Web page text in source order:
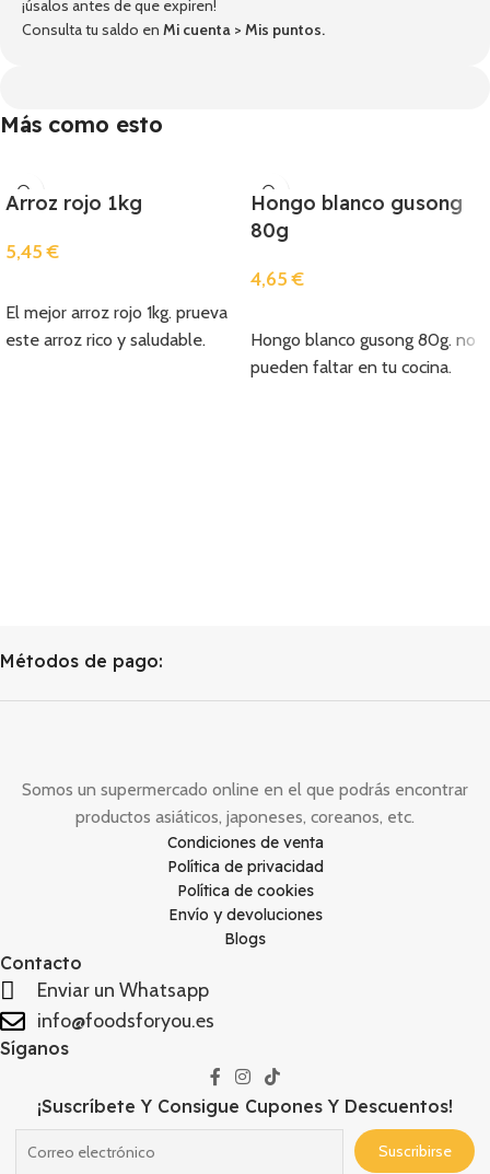
¡úsalos antes de que expiren!
Consulta tu saldo en Mi cuenta > Mis puntos.
Más como esto
Arroz rojo 1kg
5,45€
El mejor arroz rojo 1kg. prueva
este arroz rico y saludable.
Hongo blanco gusong
80g
4,65€
Hongo blanco gusong 80g. no
pueden faltar en tu cocina.
Métodos de pago:
Somos un supermercado online en el que podrás encontrar
productos asiáticos, japoneses, coreanos, etc.
Condiciones de venta
Política de privacidad
Política de cookies
Envío y devoluciones
Blogs
Contacto
Enviar un Whatsapp
info@foodsforyou.es
Síganos
¡Suscríbete Y Consigue Cupones Y Descuentos!